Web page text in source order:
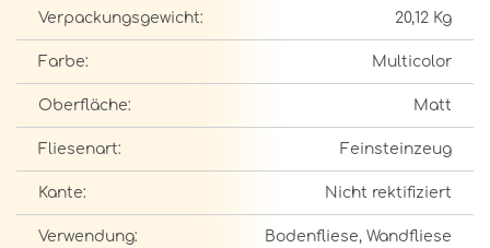
Verpackungsgewicht: 20,12 Kg
Farbe: Multicolor
Oberfläche: Matt
Fliesenart: Feinsteinzeug
Kante: Nicht rektifiziert
Verwendung: Bodenfliese, Wandfliese